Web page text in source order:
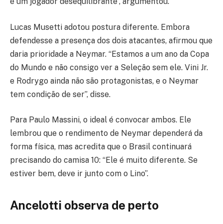
Lucas Musetti adotou postura diferente. Embora
defendesse a presença dos dois atacantes, afirmou que
daria prioridade a Neymar. “Estamos a um ano da Copa
do Mundo e não consigo ver a Seleção sem ele. Vini Jr.
e Rodrygo ainda não são protagonistas, e o Neymar
tem condição de ser”, disse.
Para Paulo Massini, o ideal é convocar ambos. Ele
lembrou que o rendimento de Neymar dependerá da
forma física, mas acredita que o Brasil continuará
precisando do camisa 10: “Ele é muito diferente. Se
estiver bem, deve ir junto com o Lino”.
Ancelotti observa de perto